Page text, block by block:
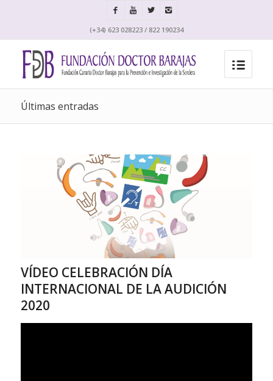
(+34) 623 028223 / 822 190234
Últimas entradas
VÍDEO CELEBRACIÓN DÍA
INTERNACIONAL DE LA AUDICIÓN
2020